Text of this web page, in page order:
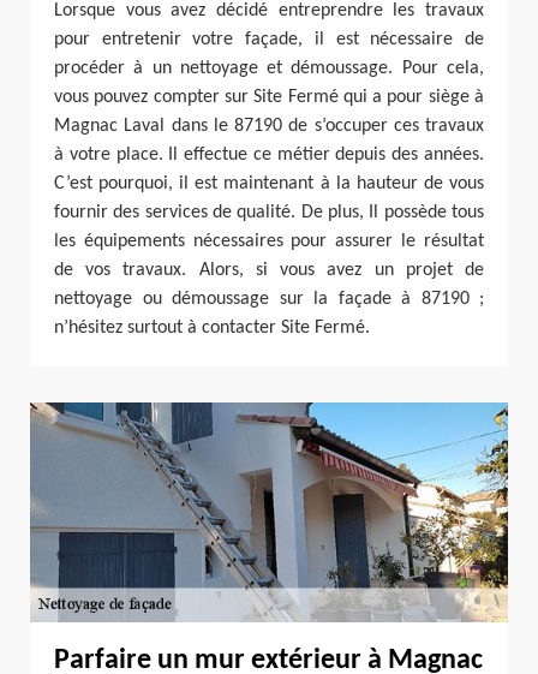
Lorsque vous avez décidé entreprendre les travaux
pour entretenir votre façade, il est nécessaire de
procéder à un nettoyage et démoussage. Pour cela,
vous pouvez compter sur Site Fermé qui a pour siège à
Magnac Laval dans le 87190 de s’occuper ces travaux
à votre place. Il effectue ce métier depuis des années.
C’est pourquoi, il est maintenant à la hauteur de vous
fournir des services de qualité. De plus, Il possède tous
les équipements nécessaires pour assurer le résultat
de vos travaux. Alors, si vous avez un projet de
nettoyage ou démoussage sur la façade à 87190 ;
n’hésitez surtout à contacter Site Fermé.
Parfaire un mur extérieur à Magnac